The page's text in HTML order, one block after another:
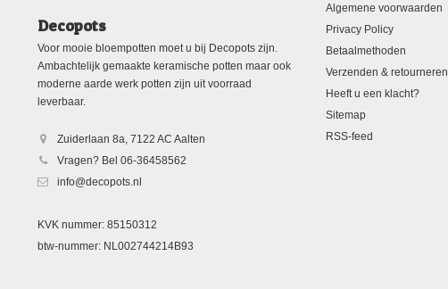
Decopots
Voor mooie bloempotten moet u bij Decopots zijn.
Ambachtelijk gemaakte keramische potten maar ook
moderne aarde werk potten zijn uit voorraad
leverbaar.
Zuiderlaan 8a, 7122 AC Aalten
Vragen? Bel 06-36458562
info@decopots.nl
KVK nummer: 85150312
btw-nummer: NL002744214B93
Algemene voorwaarden
Privacy Policy
Betaalmethoden
Verzenden & retourneren
Heeft u een klacht?
Sitemap
RSS-feed